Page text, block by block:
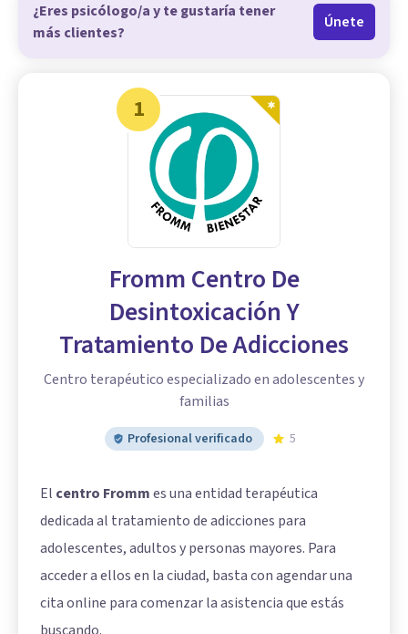
¿Eres psicólogo/a y te gustaría tener
más clientes?
Únete
1
Fromm Centro De
Desintoxicación Y
Tratamiento De Adicciones
Centro terapéutico especializado en adolescentes y
familias
Profesional verificado 5
El centro Frommes una entidad terapéutica
dedicada al tratamiento de adicciones para
adolescentes, adultos y personas mayores. Para
acceder a ellos en la ciudad, basta con agendar una
cita online para comenzar la asistencia que estás